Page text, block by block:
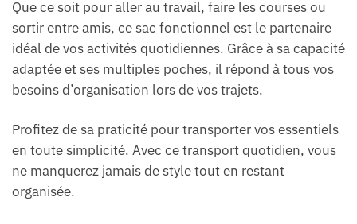
Que ce soit pour aller au travail, faire les courses ou
sortir entre amis, ce sac fonctionnel est le partenaire
idéal de vos activités quotidiennes. Grâce à sa capacité
adaptée et ses multiples poches, il répond à tous vos
besoins d’organisation lors de vos trajets.
Profitez de sa praticité pour transporter vos essentiels
en toute simplicité. Avec ce transport quotidien, vous
ne manquerez jamais de style tout en restant
organisée.